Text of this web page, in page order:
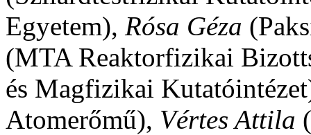
Egyetem), Rósa Géza
(MTA Reaktorfizikai
és Magfizikai
Atomerőmű), Vértes Attila